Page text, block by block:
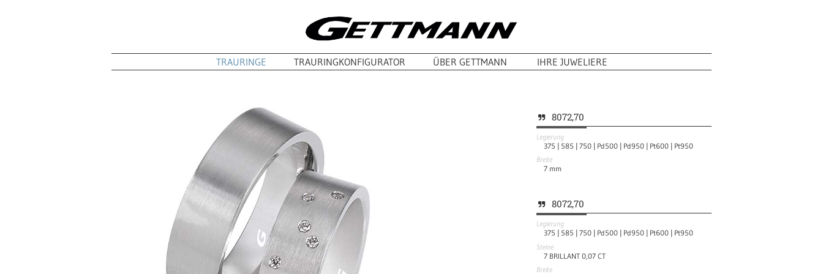
TRAURINGE TRAURINGKONFIGURATOR ÜBER GETTMANN IHRE JUWELIERE
8072,70
Legierung
375 | 585 | 750 | Pd500 | Pd950 | Pt600 | Pt950
Breite
7 mm
8072,70
Legierung
375 | 585 | 750 | Pd500 | Pd950 | Pt600 | Pt950
Steine
7 BRILLANT 0,07 CT
Breite